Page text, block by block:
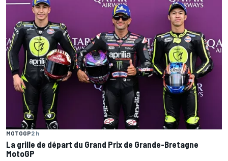
MOTOGP2 h
La grille de départ du Grand Prix de Grande-Bretagne
MotoGP